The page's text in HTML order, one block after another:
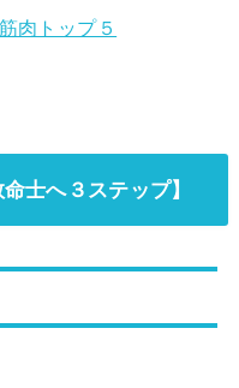
肉トップ５
士へ３ステップ】